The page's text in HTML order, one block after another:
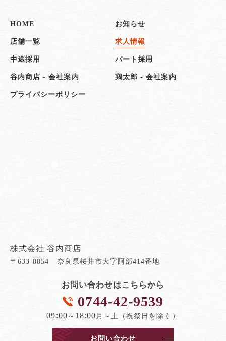
HOME お知らせ
店舗一覧 求人情報
中途採用 パート採用
谷内商店 - 会社案内 鶏太郎 - 会社案内
プライバシーポリシー
株式会社 谷内商店
〒633-0054 奈良県桜井市大字阿部414番地
お問い合わせはこちらから
0744-42-9539
09:00 ～ 18:00 月～土（祝祭日を除く）
お問い合わせ